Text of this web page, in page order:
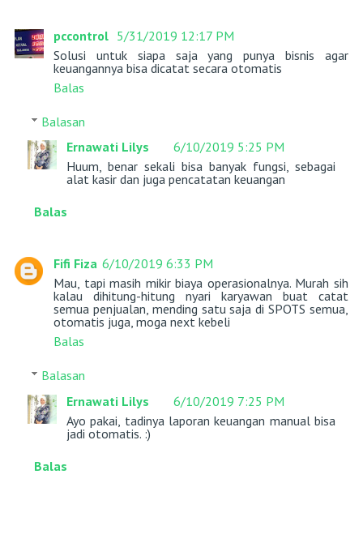
pccontrol 5/31/2019 12:17 PM
Solusi untuk siapa saja yang punya bisnis agar
keuangannya bisa dicatat secara otomatis
Balas
Balasan
Ernawati Lilys
6/10/2019 5:25 PM
Huum, benar sekali bisa banyak fungsi, sebagai
alat kasir dan juga pencatatan keuangan
Balas
Fifi Fiza 6/10/2019 6:33 PM
Mau, tapi masih mikir biaya operasionalnya. Murah sih
kalau dihitung-hitung nyari karyawan buat catat
semua penjualan, mending satu saja di SPOTS semua,
otomatis juga, moga next kebeli
Balas
Balasan
Ernawati Lilys
6/10/2019 7:25 PM
Ayo pakai, tadinya laporan keuangan manual bisa
jadi otomatis. :)
Balas